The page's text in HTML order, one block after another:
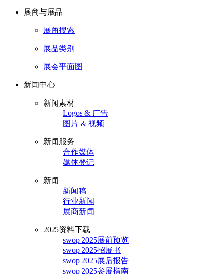
展商与展品
展商搜索
展品类别
展会平面图
新闻中心
新闻素材
Logos & 广告
图片 & 视频
新闻服务
合作媒体
媒体登记
新闻
新闻稿
行业新闻
展商新闻
2025资料下载
swop 2025展前预览
swop 2025招展书
swop 2025展后报告
swop 2025参展指南